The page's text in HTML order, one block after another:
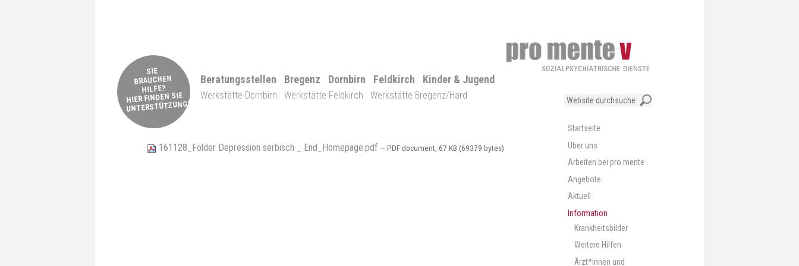
SIE
BRAUCHEN
HILFE?
HIER FINDEN SIE
UNTERSTÜTZUNG!
Beratungsstellen Bregenz Dornbirn Feldkirch Kinder & Jugend
Werkstätte Dornbirn Werkstätte Feldkirch Werkstätte Bregenz/Hard
Website
161128_Folder Depression serbisch _ End_Homepage.pdf — PDF document, 67 KB (69379 bytes)
Navigation
Startseite
Über uns
Arbeiten bei pro mente
Angebote
Aktuell
Information
Krankheitsbilder
Weitere Hilfen
Ärzt*innen und